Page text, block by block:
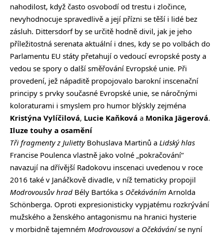
nahodilost, když často osvobodí od trestu i zločince,
nevyhodnocuje spravedlivě a její přízni se těší i lidé bez
zásluh. Dittersdorf by se určitě hodně divil, jak je jeho
příležitostná serenata aktuální i dnes, kdy se po volbách do
Parlamentu EU státy přetahují o vedoucí evropské posty a
vedou se spory o další směřování Evropské unie. Při
provedení, jež nápaditě propojovalo barokní inscenační
principy s prvky současné Evropské unie, se náročnými
koloraturami i smyslem pro humor blýskly zejména
Kristýna Vylíčilová, Lucie Kaňková a Monika Jägerová.
Iluze touhy a osamění
Tři fragmenty z JuliettyBohuslava Martinů a Lidský hlas
Francise Poulenca vlastně jako volné „pokračování“
navazují na dřívější Radokovu inscenaci uvedenou v roce
2016 také v Janáčkově divadle, v níž tematicky propojil
Modrovousův hrad Bély Bartóka s Očekáváním Arnolda
Schönberga. Oproti expresionisticky vypjatému rozkrývání
mužského a ženského antagonismu na hranici hysterie
v morbidně tajemném Modrovousovi a Očekáváníse nyní